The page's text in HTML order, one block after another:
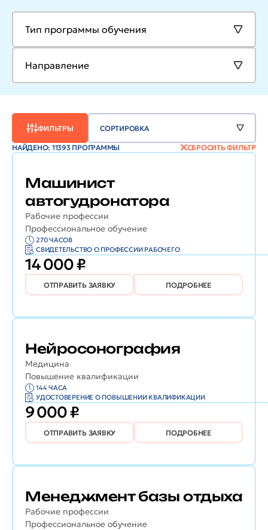
Тип программы обучения
Направление
ФИЛЬТРЫ СОРТИРОВКА
НАЙДЕНО: 11393 ПРОГРАММЫ СБРОСИТЬ ФИЛЬТР
Рабочие профессии
Профессиональное обучение
Машинист
автогудронатора
270 ЧАСОВ
СВИДЕТЕЛЬСТВО О ПРОФЕССИИ РАБОЧЕГО
14 000 ₽
ОТПРАВИТЬ ЗАЯВКУ ПОДРОБНЕЕ
Медицина
Повышение квалификации
Нейросонография
144 ЧАСА
УДОСТОВЕРЕНИЕ О ПОВЫШЕНИИ КВАЛИФИКАЦИИ
9 000 ₽
ОТПРАВИТЬ ЗАЯВКУ ПОДРОБНЕЕ
Рабочие профессии
Профессиональное обучение
Менеджмент базы отдыха